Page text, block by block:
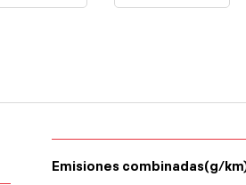
Emisiones combinadas(g/